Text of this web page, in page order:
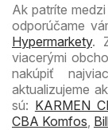
Ak patríte
odporúčame
Hypermarkety.
viacerými
nakúpiť
aktualizujeme
sú: KARMEN
CBA Komfos